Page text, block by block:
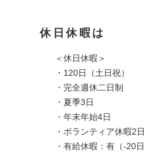
休日休暇は
＜休日休暇＞
・120日（土日祝）
・完全週休二日制
・夏季3日
・年末年始4日
・ボランティア休暇2日
・有給休暇：有（-20